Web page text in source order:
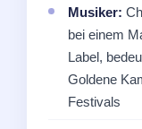
Musiker:
bei einem
Label,
Goldene
Festivals